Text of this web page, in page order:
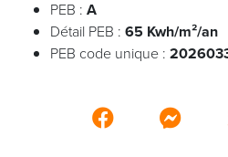
PEB : A
Détail PEB : 65 Kwh/m²/an
PEB code unique :